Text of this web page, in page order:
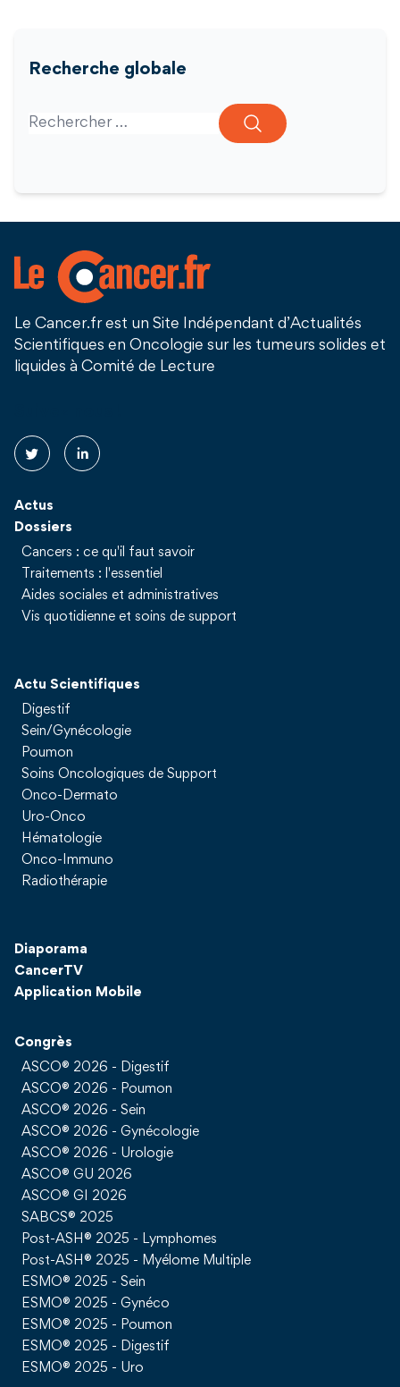
Recherche globale
Search for:
Le Cancer.fr est un Site Indépendant d’Actualités
Scientifiques en Oncologie sur les tumeurs solides et
liquides à Comité de Lecture
Actus
Dossiers
Cancers : ce qu'il faut savoir
Traitements : l'essentiel
Aides sociales et administratives
Vis quotidienne et soins de support
Actu Scientifiques
Digestif
Sein/Gynécologie
Poumon
Soins Oncologiques de Support
Onco-Dermato
Uro-Onco
Hématologie
Onco-Immuno
Radiothérapie
Diaporama
CancerTV
Application Mobile
Congrès
ASCO® 2026 - Digestif
ASCO® 2026 - Poumon
ASCO® 2026 - Sein
ASCO® 2026 - Gynécologie
ASCO® 2026 - Urologie
ASCO® GU 2026
ASCO® GI 2026
SABCS® 2025
Post-ASH® 2025 - Lymphomes
Post-ASH® 2025 - Myélome Multiple
ESMO® 2025 - Sein
ESMO® 2025 - Gynéco
ESMO® 2025 - Poumon
ESMO® 2025 - Digestif
ESMO® 2025 - Uro